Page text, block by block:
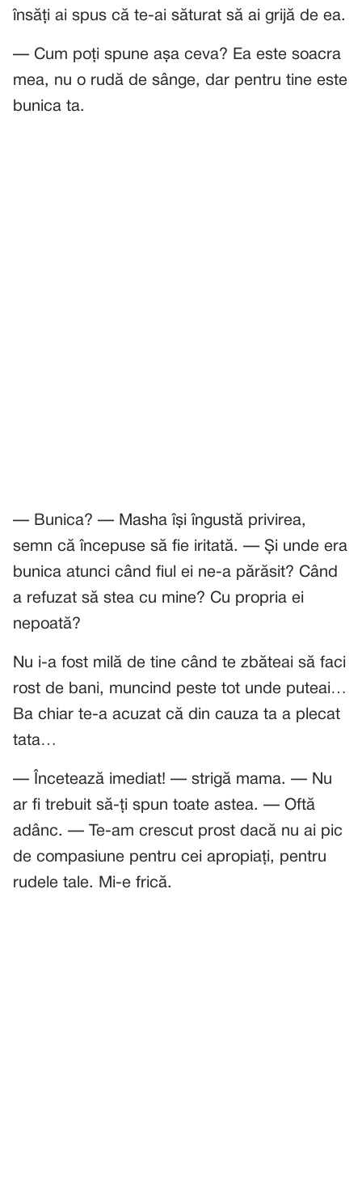
însăți ai spus că te-ai săturat să ai grijă de ea.
— Cum poți spune așa ceva? Ea este soacra
mea, nu o rudă de sânge, dar pentru tine este
bunica ta.
— Bunica? — Masha își îngustă privirea,
semn că începuse să fie iritată. — Și unde era
bunica atunci când fiul ei ne-a părăsit? Când
a refuzat să stea cu mine? Cu propria ei
nepoată?
Nu i-a fost milă de tine când te zbăteai să faci
rost de bani, muncind peste tot unde puteai…
Ba chiar te-a acuzat că din cauza ta a plecat
tata…
— Încetează imediat! — strigă mama. — Nu
ar fi trebuit să-ți spun toate astea. — Oftă
adânc. — Te-am crescut prost dacă nu ai pic
de compasiune pentru cei apropiați, pentru
rudele tale. Mi-e frică.